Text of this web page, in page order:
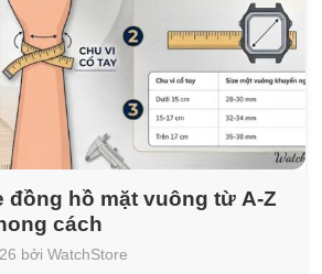
đồng hồ mặt vuông từ A-Z
cách
bởi WatchStore